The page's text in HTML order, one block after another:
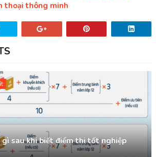
thoại thông minh
gì sau khi biết điểm thi tốt nghiệp